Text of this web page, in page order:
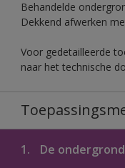
Behandelde
Dekkend afwerken
Voor gedetailleerde
naar het technische
1. De ondergrond